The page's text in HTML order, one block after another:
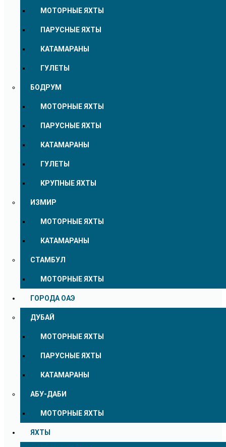
МОТОРНЫЕ ЯХТЫ
ПАРУСНЫЕ ЯХТЫ
КАТАМАРАНЫ
ГУЛЕТЫ
БОДРУМ
МОТОРНЫЕ ЯХТЫ
ПАРУСНЫЕ ЯХТЫ
КАТАМАРАНЫ
ГУЛЕТЫ
КРУПНЫЕ ЯХТЫ
ИЗМИР
МОТОРНЫЕ ЯХТЫ
КАТАМАРАНЫ
СТАМБУЛ
МОТОРНЫЕ ЯХТЫ
ГОРОДА ОАЭ
ДУБАЙ
МОТОРНЫЕ ЯХТЫ
ПАРУСНЫЕ ЯХТЫ
КАТАМАРАНЫ
АБУ-ДАБИ
МОТОРНЫЕ ЯХТЫ
ЯХТЫ